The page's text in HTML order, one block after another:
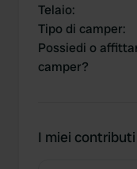
Telaio:
Tipo di camper:
Possiedi o
camper?
I miei contributi